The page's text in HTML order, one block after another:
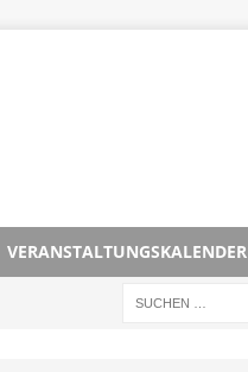
VERANSTALTUNGSKALENDER